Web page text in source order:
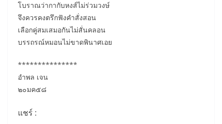
โบราณว่ากากับหงส์ไม่ร่วมวงษ์
จึงควรคงตรึกฟังคำสั่งสอน
เลือกคู่สมเสมอกันไม่สั่นคลอน
บรรถรณ์หมอนไม่ขาดพินาศเอย
***************
อำพล เจน
๒๐มค๕๘
แชร์ :